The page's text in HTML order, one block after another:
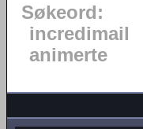
Søkeord:
incredimail
animerte